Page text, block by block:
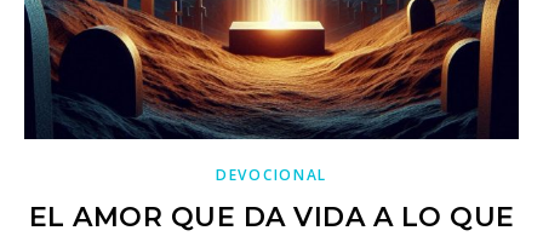
DEVOCIONAL
EL AMOR QUE DA VIDA A LO QUE